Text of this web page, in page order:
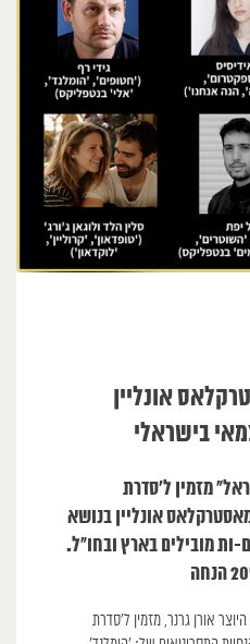
אונליין
בישראלי
מזמין ל׳סדרת
אונליין בנושא
ות מובילים בארץ ובחו״ל.
אורן גרנר, מזמין ל׳סדרת